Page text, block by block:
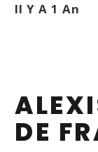
Il Y A 1 An
DE